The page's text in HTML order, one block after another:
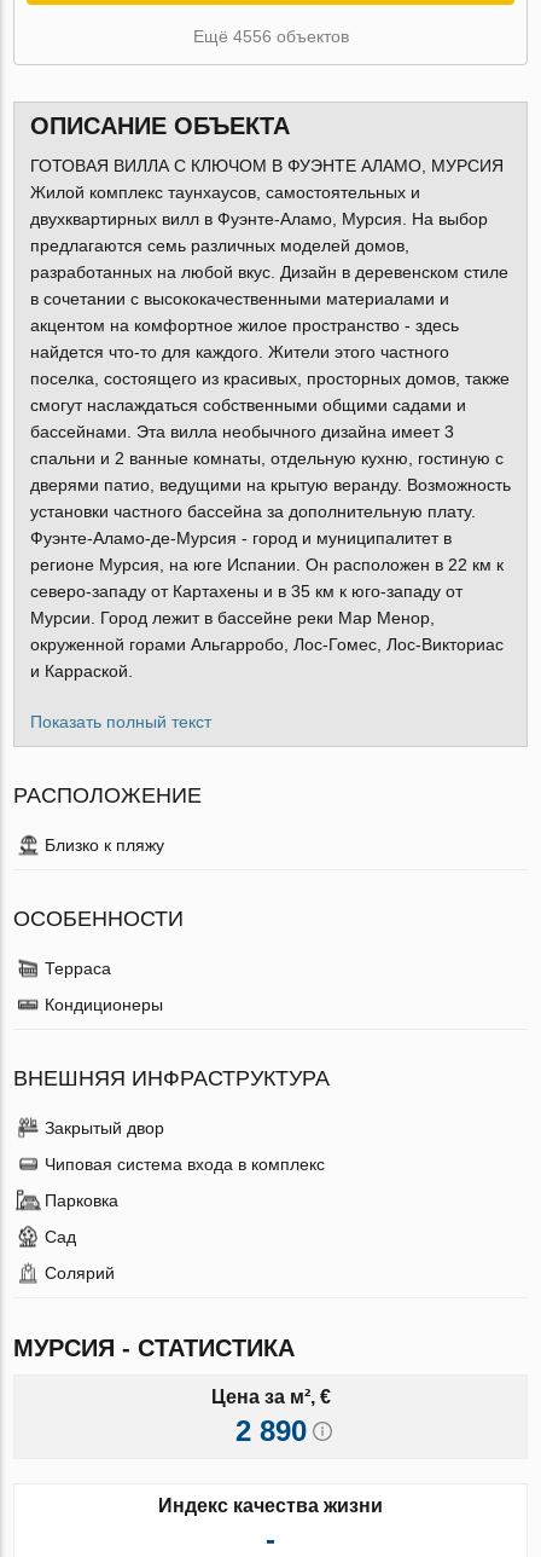
Ещё 4556 объектов
ОПИСАНИЕ ОБЪЕКТА
ГОТОВАЯ ВИЛЛА С КЛЮЧОМ В ФУЭНТЕ АЛАМО, МУРСИЯ
Жилой комплекс таунхаусов, самостоятельных и
двухквартирных вилл в Фуэнте-Аламо, Мурсия. На выбор
предлагаются семь различных моделей домов,
разработанных на любой вкус. Дизайн в деревенском стиле
в сочетании с высококачественными материалами и
акцентом на комфортное жилое пространство - здесь
найдется что-то для каждого. Жители этого частного
поселка, состоящего из красивых, просторных домов, также
смогут наслаждаться собственными общими садами и
бассейнами. Эта вилла необычного дизайна имеет 3
спальни и 2 ванные комнаты, отдельную кухню, гостиную с
дверями патио, ведущими на крытую веранду. Возможность
установки частного бассейна за дополнительную плату.
Фуэнте-Аламо-де-Мурсия - город и муниципалитет в
регионе Мурсия, на юге Испании. Он расположен в 22 км к
северо-западу от Картахены и в 35 км к юго-западу от
Мурсии. Город лежит в бассейне реки Мар Менор,
окруженной горами Альгарробо, Лос-Гомес, Лос-Викториас
и Карраской.
Показать полный текст
РАСПОЛОЖЕНИЕ
Близко к пляжу
ОСОБЕННОСТИ
Терраса
Кондиционеры
ВНЕШНЯЯ ИНФРАСТРУКТУРА
Закрытый двор
Чиповая система входа в комплекс
Парковка
Сад
Солярий
МУРСИЯ - СТАТИСТИКА
Цена за м², €
2 890
Индекс качества жизни
-